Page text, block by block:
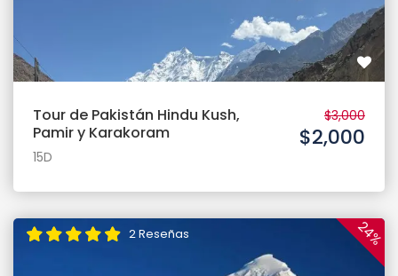
Tour de Pakistán Hindu Kush,
Pamir y Karakoram
15D
$3,000
$2,000
24%
2 Reseñas